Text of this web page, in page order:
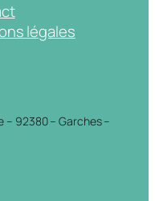
légales
– 92380 – Garches –